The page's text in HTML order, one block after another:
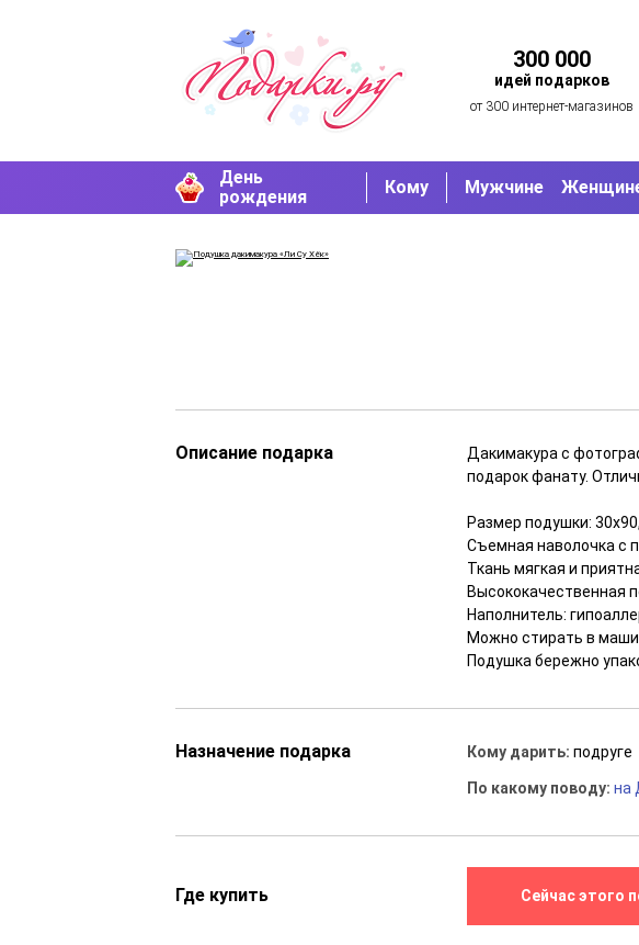
300 000
идей подарков
от 300 интернет-магазинов
День
рождения
Кому Мужчине
Описание подарка
Дакимакура с
подарок фанату.
Размер подушки:
Съемная наволочка с
Ткань мягкая и
Высококачественная
Наполнитель:
Можно стирать в
Подушка бережно
Назначение подарка Кому дарить:подруге
По какому поводу:на
Где купить Сейчас этого